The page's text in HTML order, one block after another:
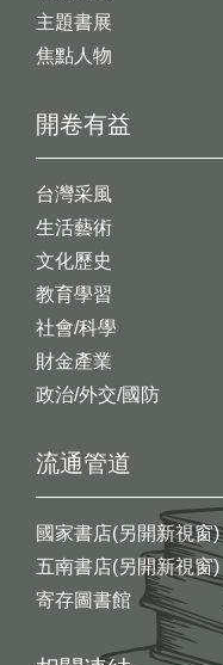
開卷有益
台灣采風
生活藝術
文化歷史
教育學習
社會/科學
財金產業
政治/外交/國防
主題書展
焦點人物
流通管道
國家書店(另開新視窗)
五南書店(另開新視窗)
寄存圖書館